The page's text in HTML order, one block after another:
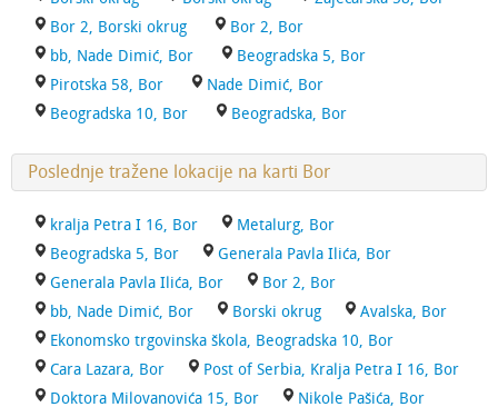
Bor 2, Borski okrug
Bor 2, Bor
bb, Nade Dimić, Bor
Beogradska 5, Bor
Pirotska 58, Bor
Nade Dimić, Bor
Beogradska 10, Bor
Beogradska, Bor
Poslednje tražene lokacije na karti Bor
kralja Petra I 16, Bor
Metalurg, Bor
Beogradska 5, Bor
Generala Pavla Ilića, Bor
Generala Pavla Ilića, Bor
Bor 2, Bor
bb, Nade Dimić, Bor
Borski okrug
Avalska, Bor
Ekonomsko trgovinska škola, Beogradska 10, Bor
Cara Lazara, Bor
Post of Serbia, Kralja Petra I 16, Bor
Doktora Milovanovića 15, Bor
Nikole Pašića, Bor